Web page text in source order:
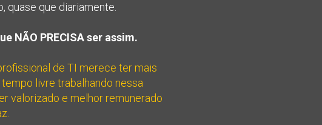
quase que diariamente.
NÃO PRECISA ser assim.
de TI merece ter mais
livre trabalhando nessa
valorizado e melhor remunerado